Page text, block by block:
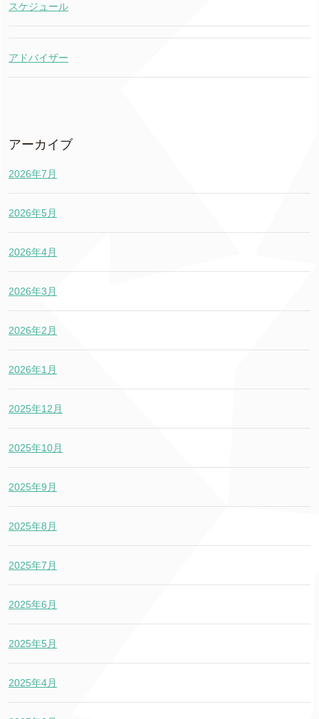
スケジュール
アドバイザー
アーカイブ
2026年7月
2026年5月
2026年4月
2026年3月
2026年2月
2026年1月
2025年12月
2025年10月
2025年9月
2025年8月
2025年7月
2025年6月
2025年5月
2025年4月